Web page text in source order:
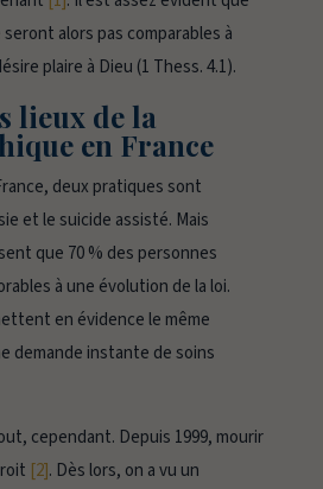
alors pas comparables à
plaire à Dieu (1 Thess. 4.1).
lieux de la
en France
deux pratiques sont
et le suicide assisté. Mais
que 70 % des personnes
à une évolution de la loi.
en évidence le même
demande instante de soins
cependant. Depuis 1999, mourir
[2]. Dès lors, on a vu un